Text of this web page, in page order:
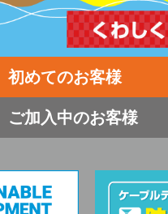
初めてのお客様
ご加入中のお客様